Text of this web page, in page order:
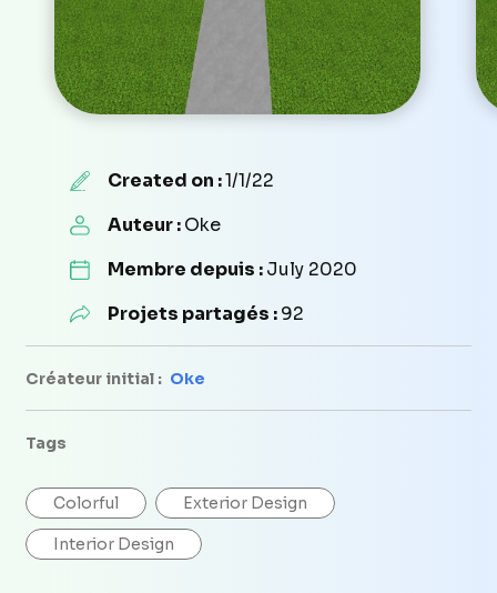
Created on :1/1/22
Auteur :Oke
Membre depuis :July 2020
Projets partagés :92
Créateur initial : Oke
Tags
Colorful Exterior Design
Interior Design